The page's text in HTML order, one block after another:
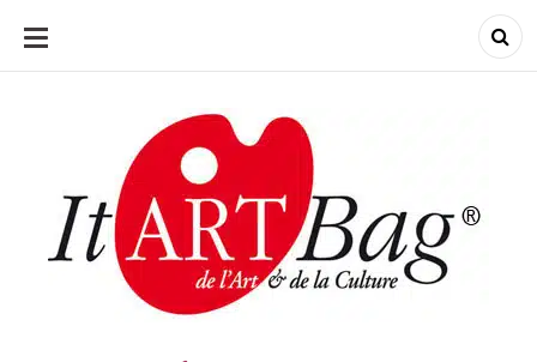
ALLER
CONTENU
ItArtBag